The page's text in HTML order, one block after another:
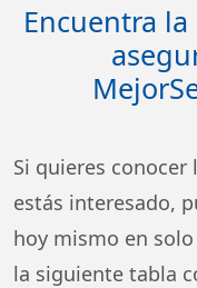
Encuentra
Si quieres
estás interesado,
hoy mismo en
la siguiente tabla